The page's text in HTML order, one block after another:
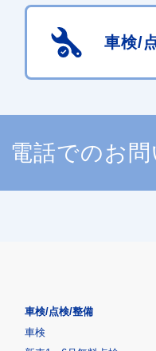
車検/
電話でのお
車検/点検/整備
車検